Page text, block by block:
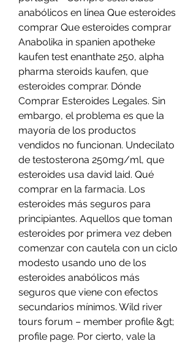
anabólicos en línea Que esteroides
comprar Que esteroides comprar
Anabolika in spanien apotheke
kaufen test enanthate 250, alpha
pharma steroids kaufen, que
esteroides comprar. Dónde
Comprar Esteroides Legales. Sin
embargo, el problema es que la
mayoría de los productos
vendidos no funcionan. Undecilato
de testosterona 250mg/ml, que
esteroides usa david laid. Qué
comprar en la farmacia. Los
esteroides más seguros para
principiantes. Aquellos que toman
esteroides por primera vez deben
comenzar con cautela con un ciclo
modesto usando uno de los
esteroides anabólicos más
seguros que viene con efectos
secundarios mínimos. Wild river
tours forum – member profile &gt;
profile page. Por cierto, vale la